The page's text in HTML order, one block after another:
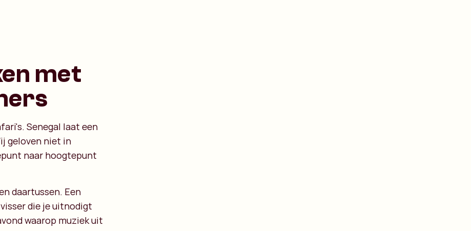
met
Senegal laat een
geloven niet in
naar hoogtepunt
daartussen. Een
die je uitnodigt
waarop muziek uit